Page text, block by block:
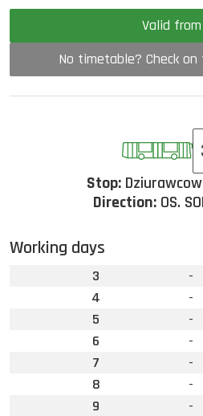
No timetable? Check
Stop:
Direction: OS.
Working days
3
-
4
-
5
-
6
-
7
-
8
-
9
-